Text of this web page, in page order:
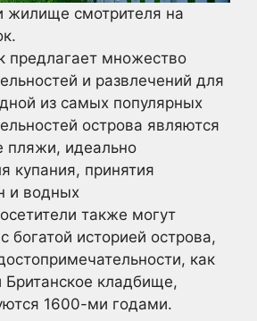
жилище смотрителя на
предлагает множество
и развлечений для
из самых популярных
острова являются
пляжи, идеально
купания, принятия
и водных
также могут
богатой историей острова,
как
Британское кладбище,
1600-ми годами.